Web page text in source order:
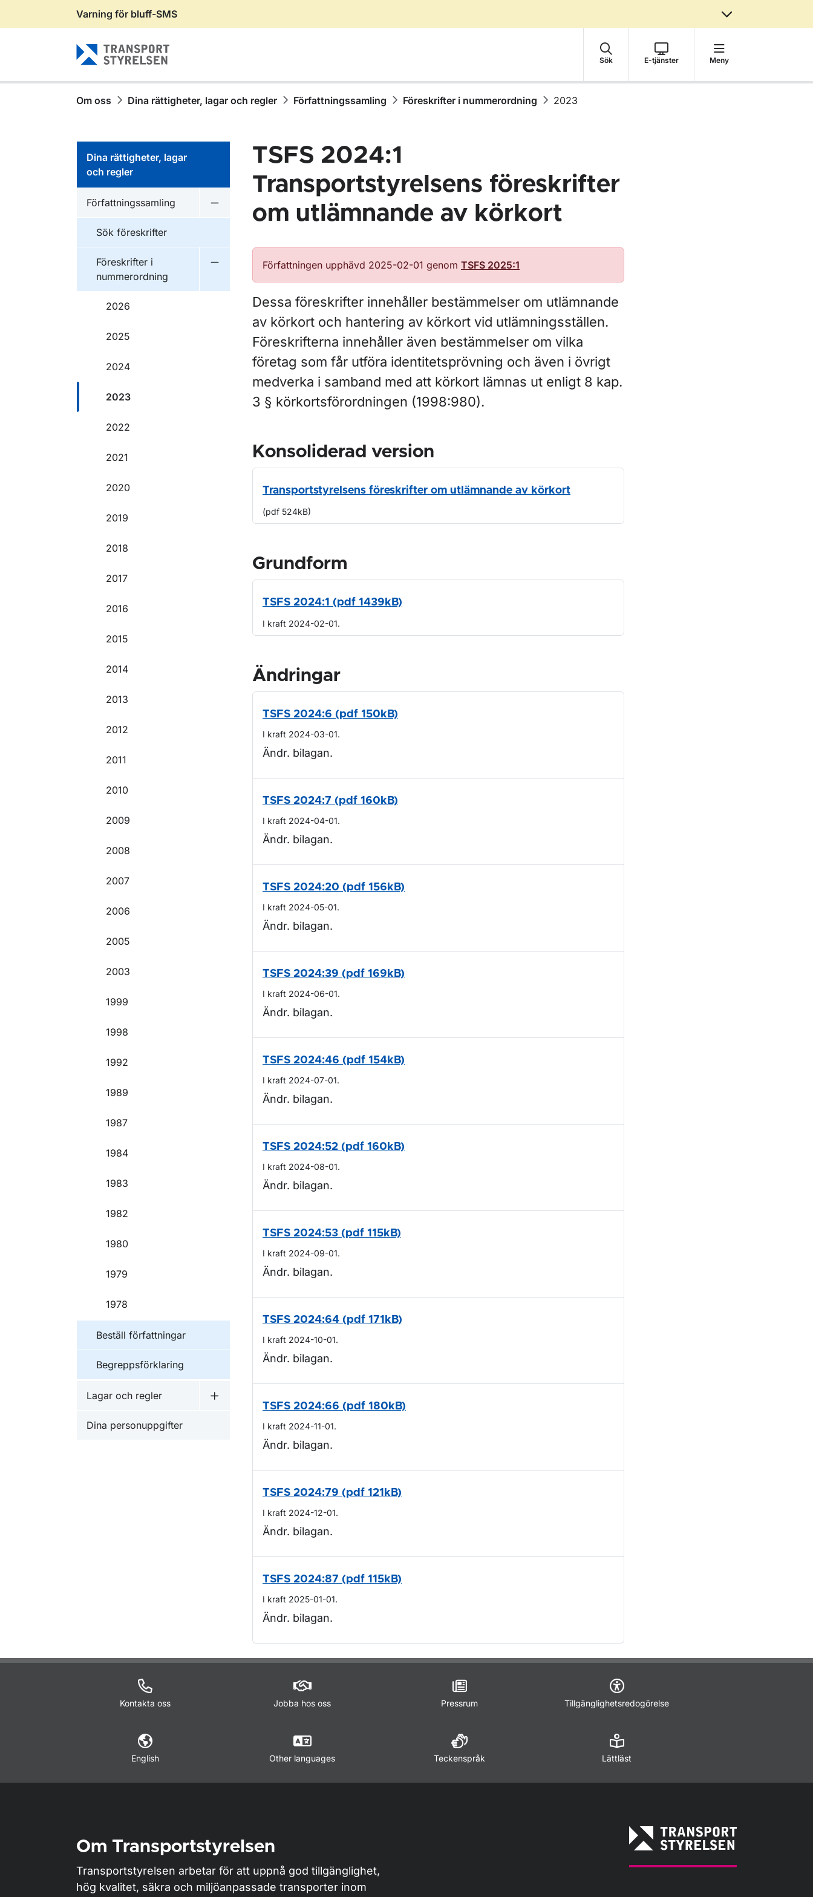
Gå till sidans innehåll
Varning för bluff-SMS
Sök E-tjänster Meny
Om oss Dina rättigheter, lagar och regler Författningssamling Föreskrifter i nummerordning 2023
Dina rättigheter, lagar
och regler
Författningssamling
Undermeny för Författningssamling
Sök föreskrifter
Föreskrifter i
nummerordning
Undermeny för Föreskrifter i nummerordning
2026
2025
2024
2023
2022
2021
2020
2019
2018
2017
2016
2015
2014
2013
2012
2011
2010
2009
2008
2007
2006
2005
2003
1999
1998
1992
1989
1987
1984
1983
1982
1980
1979
1978
Beställ författningar
Begreppsförklaring
Lagar och regler
Undermeny för Lagar och regler
Dina personuppgifter
TSFS 2024:1
Transportstyrelsens föreskrifter
om utlämnande av körkort
Författningen upphävd 2025-02-01 genom TSFS 2025:1
Dessa föreskrifter innehåller bestämmelser om utlämnande
av körkort och hantering av körkort vid utlämningsställen.
Föreskrifterna innehåller även bestämmelser om vilka
företag som får utföra identitetsprövning och även i övrigt
medverka i samband med att körkort lämnas ut enligt 8 kap.
3 § körkortsförordningen (1998:980).
Konsoliderad version
Transportstyrelsens föreskrifter om utlämnande av körkort
(pdf 524kB)
Grundform
TSFS 2024:1 (pdf 1439kB)
I kraft 2024-02-01.
Ändringar
TSFS 2024:6 (pdf 150kB)
I kraft 2024-03-01.
Ändr. bilagan.
TSFS 2024:7 (pdf 160kB)
I kraft 2024-04-01.
Ändr. bilagan.
TSFS 2024:20 (pdf 156kB)
I kraft 2024-05-01.
Ändr. bilagan.
TSFS 2024:39 (pdf 169kB)
I kraft 2024-06-01.
Ändr. bilagan.
TSFS 2024:46 (pdf 154kB)
I kraft 2024-07-01.
Ändr. bilagan.
TSFS 2024:52 (pdf 160kB)
I kraft 2024-08-01.
Ändr. bilagan.
TSFS 2024:53 (pdf 115kB)
I kraft 2024-09-01.
Ändr. bilagan.
TSFS 2024:64 (pdf 171kB)
I kraft 2024-10-01.
Ändr. bilagan.
TSFS 2024:66 (pdf 180kB)
I kraft 2024-11-01.
Ändr. bilagan.
TSFS 2024:79 (pdf 121kB)
I kraft 2024-12-01.
Ändr. bilagan.
TSFS 2024:87 (pdf 115kB)
I kraft 2025-01-01.
Ändr. bilagan.
Om sidan
Kontakta oss Jobba hos oss Pressrum Tillgänglighetsredogörelse
English Other languages Teckenspråk Lättläst
Om Transportstyrelsen
Transportstyrelsen arbetar för att uppnå god tillgänglighet,
hög kvalitet, säkra och miljöanpassade transporter inom